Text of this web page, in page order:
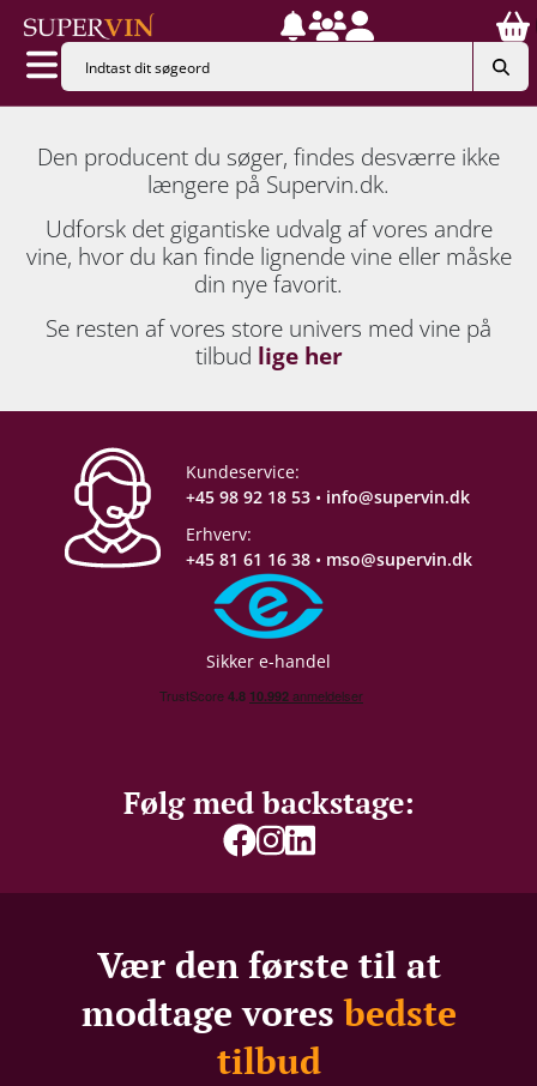
Den producent du søger, findes desværre ikke
længere på Supervin.dk.
Udforsk det gigantiske udvalg af vores andre
vine, hvor du kan finde lignende vine eller måske
din nye favorit.
Se resten af vores store univers med vine på
tilbud lige her
Kundeservice:
+45 98 92 18 53 • info@supervin.dk
Erhverv:
+45 81 61 16 38 • mso@supervin.dk
Sikker e-handel
Følg med backstage:
Vær den første til at
modtage voresbedste
tilbud